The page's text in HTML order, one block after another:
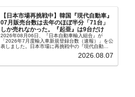
【日本市場再挑戦中】韓国『現代自動車』
07月販売台数は去年のほぼ半分「71台」
しか売れなかった。『起亜』は9台だけ
2026年08月06日、『日本自動車輸入組合』が
「2026年7月度輸入車新規登録台数（速報）」を公
表しました。日本市場に再挑戦中の『現代自動
台数はこの中に捉えられているはずです。先月から
2026.08.07